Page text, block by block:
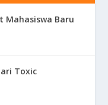
Mahasiswa Baru
Toxic